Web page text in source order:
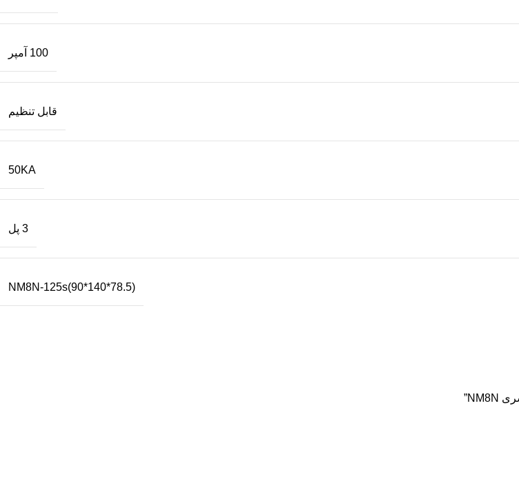
100 آمپر
قابل تنظیم
50KA
3 پل
NM8N-125s(90*140*78.5)